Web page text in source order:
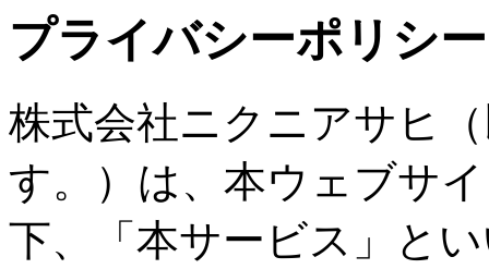
プライバシーポリシー
株式会社ニクニアサヒ
す。）は、本ウェブサ
下、「本サービス」と